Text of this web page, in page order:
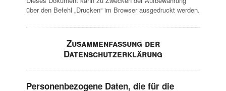
über den Befehl „Drucken“ im Browser ausgedruckt werden.
Zusammenfassung der
Datenschutzerklärung
Personenbezogene Daten, die für die